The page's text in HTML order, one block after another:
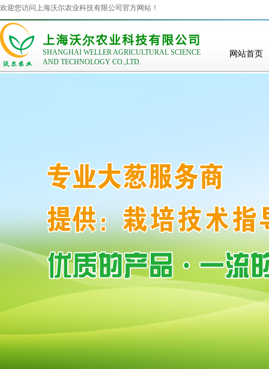
欢迎您访问上海沃尔农业科技有限公司官方网站！
上海沃尔农业科技有限公司
SHANGHAI WELLER AGRICULTURAL SCIENCE
AND TECHNOLOGY CO.,LTD.
网站首页
[产品